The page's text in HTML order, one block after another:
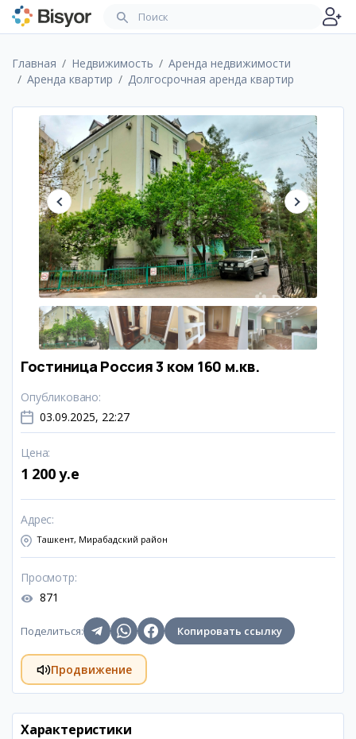
Главная Недвижимость
Аренда недвижимости
Аренда квартир
Долгосрочная аренда квартир
Гостиница Россия 3 ком 160 м.кв.
Опубликовано:
03.09.2025, 22:27
Цена:
1 200 y.e
Адрес:
Ташкент, Мирабадский район
Просмотр:
871
Поделиться: Копировать ссылку
Продвижение
Характеристики